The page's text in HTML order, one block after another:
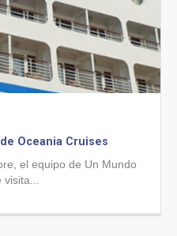
Oceania Cruises
el equipo de Un Mundo